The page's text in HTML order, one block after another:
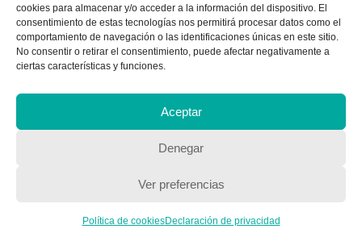
cookies para almacenar y/o acceder a la información del dispositivo. El
consentimiento de estas tecnologías nos permitirá procesar datos como el
comportamiento de navegación o las identificaciones únicas en este sitio.
No consentir o retirar el consentimiento, puede afectar negativamente a
ciertas características y funciones.
Aceptar
Denegar
Ver preferencias
Política de cookiesDeclaración de privacidad
Copyright © 2018, Equipo IIColumnas